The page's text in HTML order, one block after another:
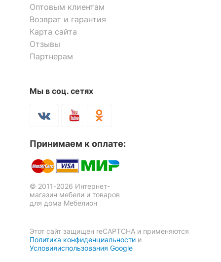
Оптовым клиентам
Возврат и гарантия
Карта сайта
Отзывы
Партнерам
Мы в соц. сетях
Принимаем к оплате:
© 2011-2026 Интернет-
магазин мебели и товаров
для дома Мебелион
Этот сайт защищен reCAPTCHA и применяются
Политика конфиденциальности и
Условияиспользования Google